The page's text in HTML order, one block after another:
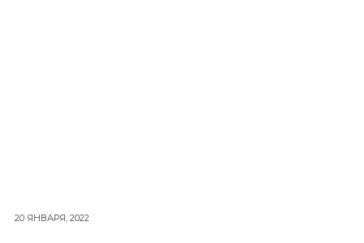
20 ЯНВАРЯ, 2022